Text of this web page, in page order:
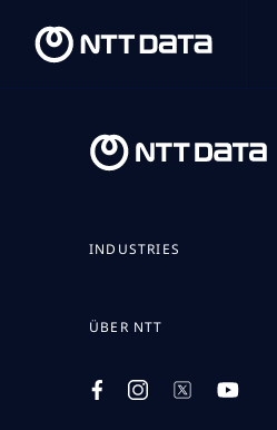
INDUSTRIES
ÜBER NTT